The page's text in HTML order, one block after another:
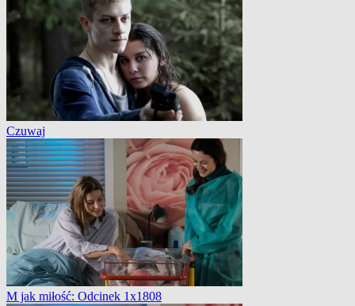
Czuwaj
M jak miłość: Odcinek 1x1808